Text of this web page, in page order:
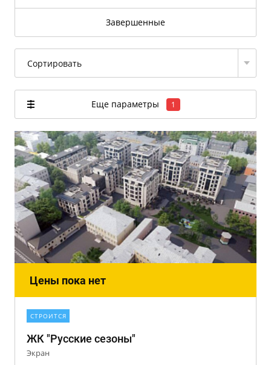
Завершенные
Сортировать
Еще параметры 1
Цены пока нет
СТРОИТСЯ
ЖК "Русские сезоны"
Экран